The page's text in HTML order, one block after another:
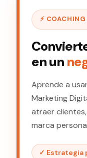
⚡
en un
Aprende a
Marketing
atraer
marca
✓ Estrategia